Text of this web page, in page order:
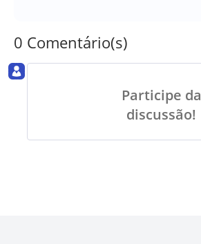
0 Comentário(s)
Participe da
discussão!